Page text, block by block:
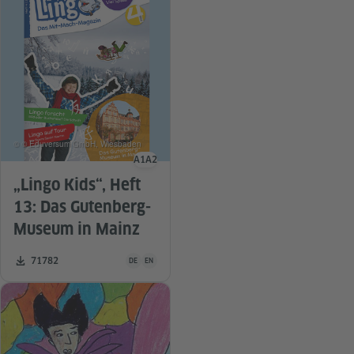
„Lingo Kids“, Heft
13: Das Gutenberg-
Museum in Mainz
Zahl der Downloads:
71782 Unterrichtsmaterial ist in folgenden Sprachen
DE EN
© © Eduversum GmbH, Wiesbaden
Sprachniveau
A1A2